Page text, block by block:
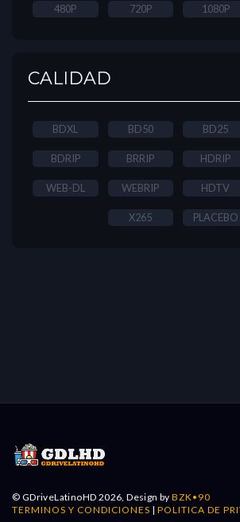
480P 720P 1080P
CALIDAD
BDXL BD50 BD25
BDRIP BRRIP HDRIP
WEB-DL WEBRIP HDTV
X265 PLACEBO
© GDriveLatinoHD 2026, Design byBZK•90
TERMINOS Y CONDICIONES |POLITICA DE